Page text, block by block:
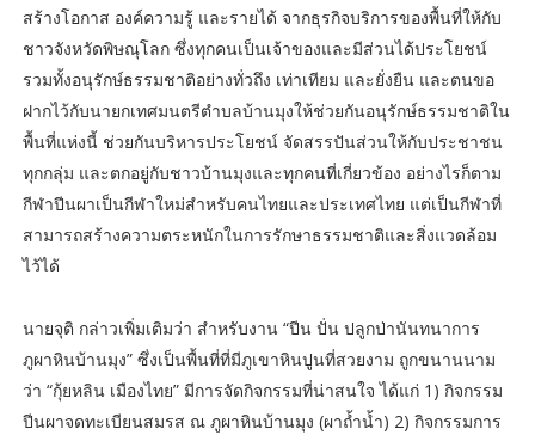
สร้างโอกาส องค์ความรู้ และรายได้ จากธุรกิจบริการของพื้นที่ให้กับ
ชาวจังหวัดพิษณุโลก ซึ่งทุกคนเป็นเจ้าของและมีส่วนได้ประโยชน์
รวมทั้งอนุรักษ์ธรรมชาติอย่างทั่วถึง เท่าเทียม และยั่งยืน และตนขอ
ฝากไว้กับนายกเทศมนตรีตำบลบ้านมุงให้ช่วยกันอนุรักษ์ธรรมชาติใน
พื้นที่แห่งนี้ ช่วยกันบริหารประโยชน์ จัดสรรปันส่วนให้กับประชาชน
ทุกกลุ่ม และตกอยู่กับชาวบ้านมุงและทุกคนที่เกี่ยวข้อง อย่างไรก็ตาม
กีฬาปีนผาเป็นกีฬาใหม่สำหรับคนไทยและประเทศไทย แต่เป็นกีฬาที่
สามารถสร้างความตระหนักในการรักษาธรรมชาติและสิ่งแวดล้อม
ไว้ได้
นายจุติ กล่าวเพิ่มเติมว่า สำหรับงาน “ปีน ปั่น ปลูกป่านันทนาการ
ภูผาหินบ้านมุง” ซึ่งเป็นพื้นที่ที่มีภูเขาหินปูนที่สวยงาม ถูกขนานนาม
ว่า “กุ้ยหลิน เมืองไทย” มีการจัดกิจกรรมที่น่าสนใจ ได้แก่ 1) กิจกรรม
ปีนผาจดทะเบียนสมรส ณ ภูผาหินบ้านมุง (ผาถ้ำน้ำ) 2) กิจกรรมการ